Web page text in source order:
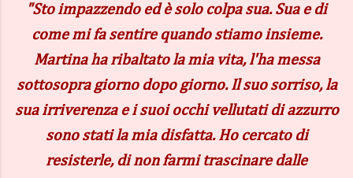
"Sto impazzendo ed è solo colpa sua. Sua e di
come mi fa sentire quando stiamo insieme.
Martina ha ribaltato la mia vita, l'ha messa
sottosopra giorno dopo giorno. Il suo sorriso, la
sua irriverenza e i suoi occhi vellutati di azzurro
sono stati la mia disfatta. Ho cercato di
resisterle, di non farmi trascinare dalle